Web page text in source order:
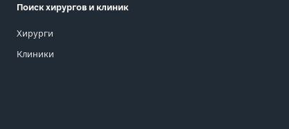
Поиск хирургов и клиник
Хирурги
Клиники